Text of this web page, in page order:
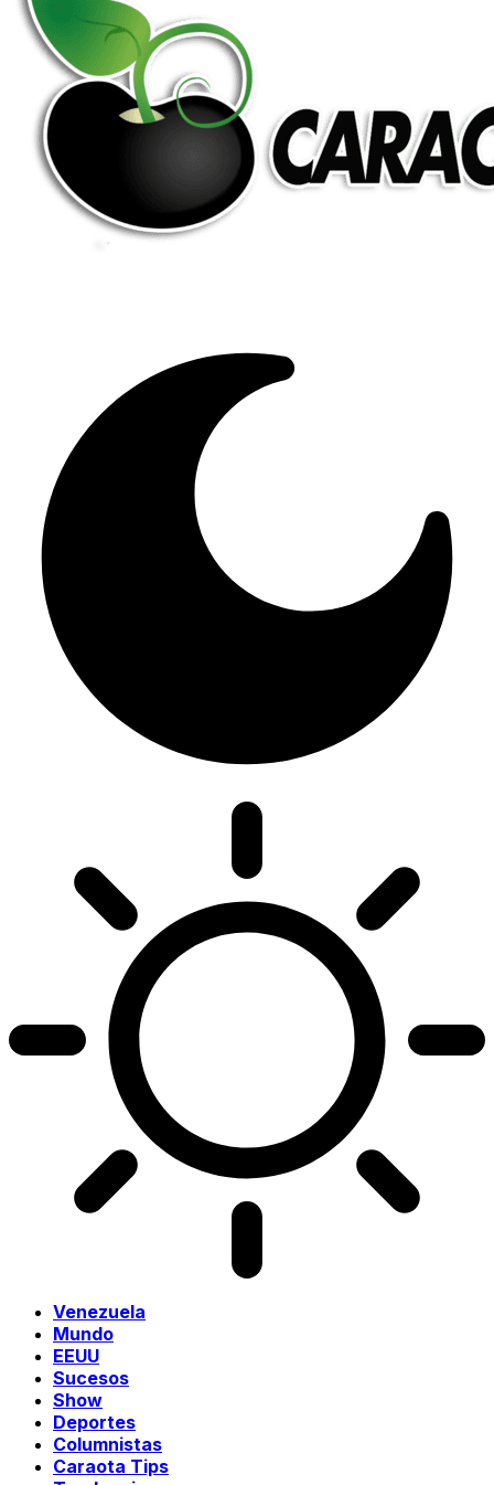
Venezuela
Mundo
EEUU
Sucesos
Show
Deportes
Columnistas
Caraota Tips